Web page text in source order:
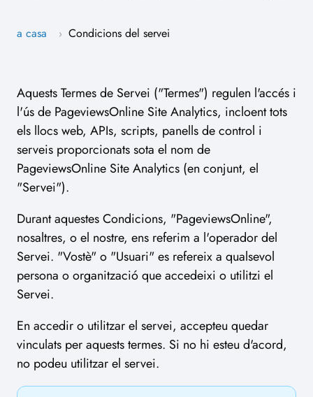
a casa › Condicions del servei
Aquests Termes de Servei ("Termes") regulen l'accés i
l'ús de PageviewsOnline Site Analytics, incloent tots
els llocs web, APIs, scripts, panells de control i
serveis proporcionats sota el nom de
PageviewsOnline Site Analytics (en conjunt, el
"Servei").
Durant aquestes Condicions, "PageviewsOnline",
nosaltres, o el nostre, ens referim a l'operador del
Servei. "Vostè" o "Usuari" es refereix a qualsevol
persona o organització que accedeixi o utilitzi el
Servei.
En accedir o utilitzar el servei, accepteu quedar
vinculats per aquests termes. Si no hi esteu d'acord,
no podeu utilitzar el servei.